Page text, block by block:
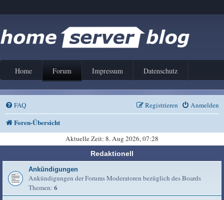
Home Forum Impressum Datenschutz
FAQ Anmelden
Registrieren
Foren-Übersicht
Aktuelle Zeit: 8. Aug 2026, 07:28
Redaktionell
Ankündigungen
Ankündigungen der Forums Moderatoren bezüglich des Boards
Themen: 6